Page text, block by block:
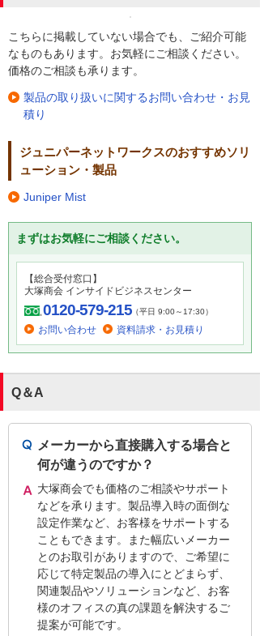
こちらに掲載していない場合でも、ご紹介可能
なものもあります。お気軽にご相談ください。
価格のご相談も承ります。
製品の取り扱いに関するお問い合わせ・お見
積り
ジュニパーネットワークスのおすすめソリ
ューション・製品
Juniper Mist
まずはお気軽にご相談ください。
【総合受付窓口】
大塚商会 インサイドビジネスセンター
0120-579-215（平日 9:00～17:30）
お問い合わせ 資料請求・お見積り
Q＆A
メーカーから直接購入する場合と
何が違うのですか？
大塚商会でも価格のご相談やサポート
などを承ります。製品導入時の面倒な
設定作業など、お客様をサポートする
こともできます。また幅広いメーカー
とのお取引がありますので、ご希望に
応じて特定製品の導入にとどまらず、
関連製品やソリューションなど、お客
様のオフィスの真の課題を解決するご
提案が可能です。